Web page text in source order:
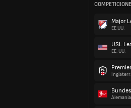
Major
EE.UU.
USL
EE. UU.
Alemania